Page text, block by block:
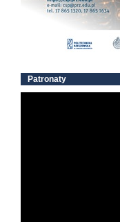
Patronaty